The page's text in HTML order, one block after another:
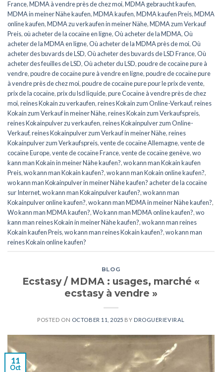
France,MDMA à vendre près de chez moi,MDMA gebraucht kaufen,
MDMA in meiner Nähe kaufen,MDMA kaufen,MDMA kaufen Preis,MDMA
online kaufen,MDMA zu verkaufen in meiner Nähe,MDMA zum Verkauf
Preis,où acheter de la cocaïne en ligne,Où acheter de la MDMA,Où
acheter de la MDMA en ligne,Où acheter de la MDMA près de moi,Où
acheter des buvards de LSD,Où acheter des buvards de LSD France,Où
acheter des feuilles de LSD,Où acheter du LSD,poudre de cocaïne pure à
vendre,poudre de cocaïne pure à vendre en ligne,poudre de cocaïne pure
à vendre près de chez moi,poudre de cocaïne pure pour le prix de vente,
prix de la cocaïne,prix du lsd liquide,pure Cocaïne à vendre près de chez
moi,reines Kokain zu verkaufen,reines Kokain zum Online-Verkauf,reines
Kokain zum Verkauf in meiner Nähe,reines Kokain zum Verkaufspreis,
reines Kokainpulver zu verkaufen,reines Kokainpulver zum Online-
Verkauf,reines Kokainpulver zum Verkauf in meiner Nähe,reines
Kokainpulver zum Verkaufspreis,vente de cocaïne Allemagne,vente de
cocaïne Europe,vente de cocaïne France,vente de cocaïne genève,wo
kann man Kokain in meiner Nähe kaufen?,wo kann man Kokain kaufen
Preis,wo kann man Kokain kaufen?,wo kann man Kokain online kaufen?,
wo kann man Kokainpulver in meiner Nähe kaufen? acheter de la cocaïne
sur Internet,wo kann man Kokainpulver kaufen?,wo kann man
Kokainpulver online kaufen?,wo kann man MDMA in meiner Nähe kaufen?,
Wo kann man MDMA kaufen?,Wo kann man MDMA online kaufen?,wo
kann man reines Kokain in meiner Nähe kaufen?,wo kann man reines
Kokain kaufen Preis,wo kann man reines Kokain kaufen?,wo kann man
reines Kokain online kaufen?
BLOG
Ecstasy / MDMA : usages, marché «
ecstasy à vendre »
POSTED ON OCTOBER 11, 2025 BY DROGUERIEVIRAL
11
Oct